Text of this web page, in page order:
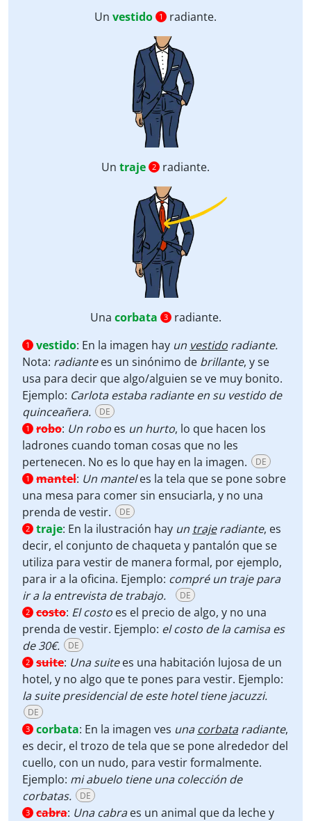
Un vestido 1 radiante.
Un traje 2 radiante.
Una corbata 3 radiante.
1 vestido: En la imagen hay un vestido radiante.
Nota: radiantees un sinónimo de brillante, y se
usa para decir que algo/alguien se ve muy bonito.
Ejemplo: Carlota estaba radiante en su vestido de
quinceañera.
DE
1 robo: Un robo es un hurto, lo que hacen los
ladrones cuando toman cosas que no les
pertenecen. No es lo que hay en la imagen.
DE
1 mantel: Un manteles la tela que se pone sobre
una mesa para comer sin ensuciarla, y no una
prenda de vestir.
DE
2 traje: En la ilustración hay un trajeradiante, es
decir, el conjunto de chaqueta y pantalón que se
utiliza para vestir de manera formal, por ejemplo,
para ir a la oficina. Ejemplo: compré un traje para
ir a la entrevista de trabajo.
DE
2 costo: El costo es el precio de algo, y no una
prenda de vestir. Ejemplo: el costo de la camisa es
de 30€.
DE
2 suite: Una suitees una habitación lujosa de un
hotel, y no algo que te pones para vestir. Ejemplo:
la suite presidencial de este hotel tiene jacuzzi.
DE
3 corbata: En la imagen ves unacorbataradiante,
es decir, el trozo de tela que se pone alrededor del
cuello, con un nudo, para vestir formalmente.
Ejemplo: mi abuelo tiene una colección de
corbatas.
DE
3 cabra: Una cabraes un animal que da leche y